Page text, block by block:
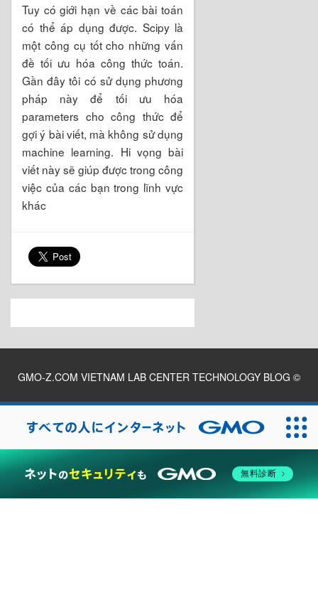
Tuy có giới hạn về các bài toán
có thể áp dụng được. Scipy là
một công cụ tốt cho những vấn
đề tối ưu hóa công thức toán.
Gần đây tôi có sử dụng phương
pháp này để tối ưu hóa
parameters cho công thức để
gợi ý bài viết, mà không sử dụng
machine learning. Hi vọng bài
viết này sẽ giúp được trong công
việc của các bạn trong lĩnh vực
khác
GMO-Z.COM VIETNAM LAB CENTER TECHNOLOGY BLOG ©
2026
無料診断